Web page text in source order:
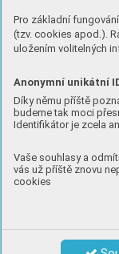
Pro základní
(tzv. cookies apod.).
uložením volitelných
Anonymní unikátní
Díky němu příště
budeme tak moci
Identifikátor je zcela
Vaše souhlasy a
vás už příště znovu
cookies